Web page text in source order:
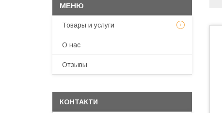
Товары и услуги
О нас
Отзывы
КОНТАКТИ